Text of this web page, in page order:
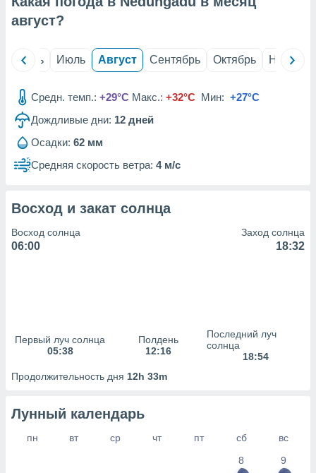
из
данных
наших 1199
август?
Июнь Июль Август Сентябрь Октябрь Ноябрь
Средн. темп.: +29°C Макс.: +32°C Мин: +27°C
Дождливые дни: 12 дней
Осадки: 62 мм
Средняя скорость ветра: 4 м/с
Восход и закат солнца
Восход солнца
06:00
Заход солнца
18:32
Первый луч солнца
05:38
Полдень
12:16
Последний луч
солнца
18:54
Продолжительность дня 12h 33m
Лунный календарь
пн вт ср чт пт сб
вс
8
9